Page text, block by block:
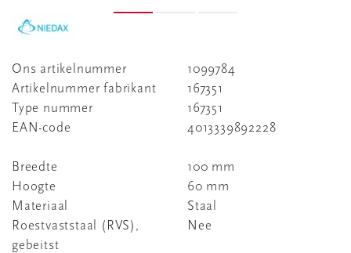
Ons artikelnummer
1099784
Artikelnummer fabrikant
167351
Type nummer
167351
EAN-code
4013339892228
Breedte
100 mm
Hoogte
60 mm
Materiaal
Staal
Roestvaststaal (RVS),
gebeitst
Nee